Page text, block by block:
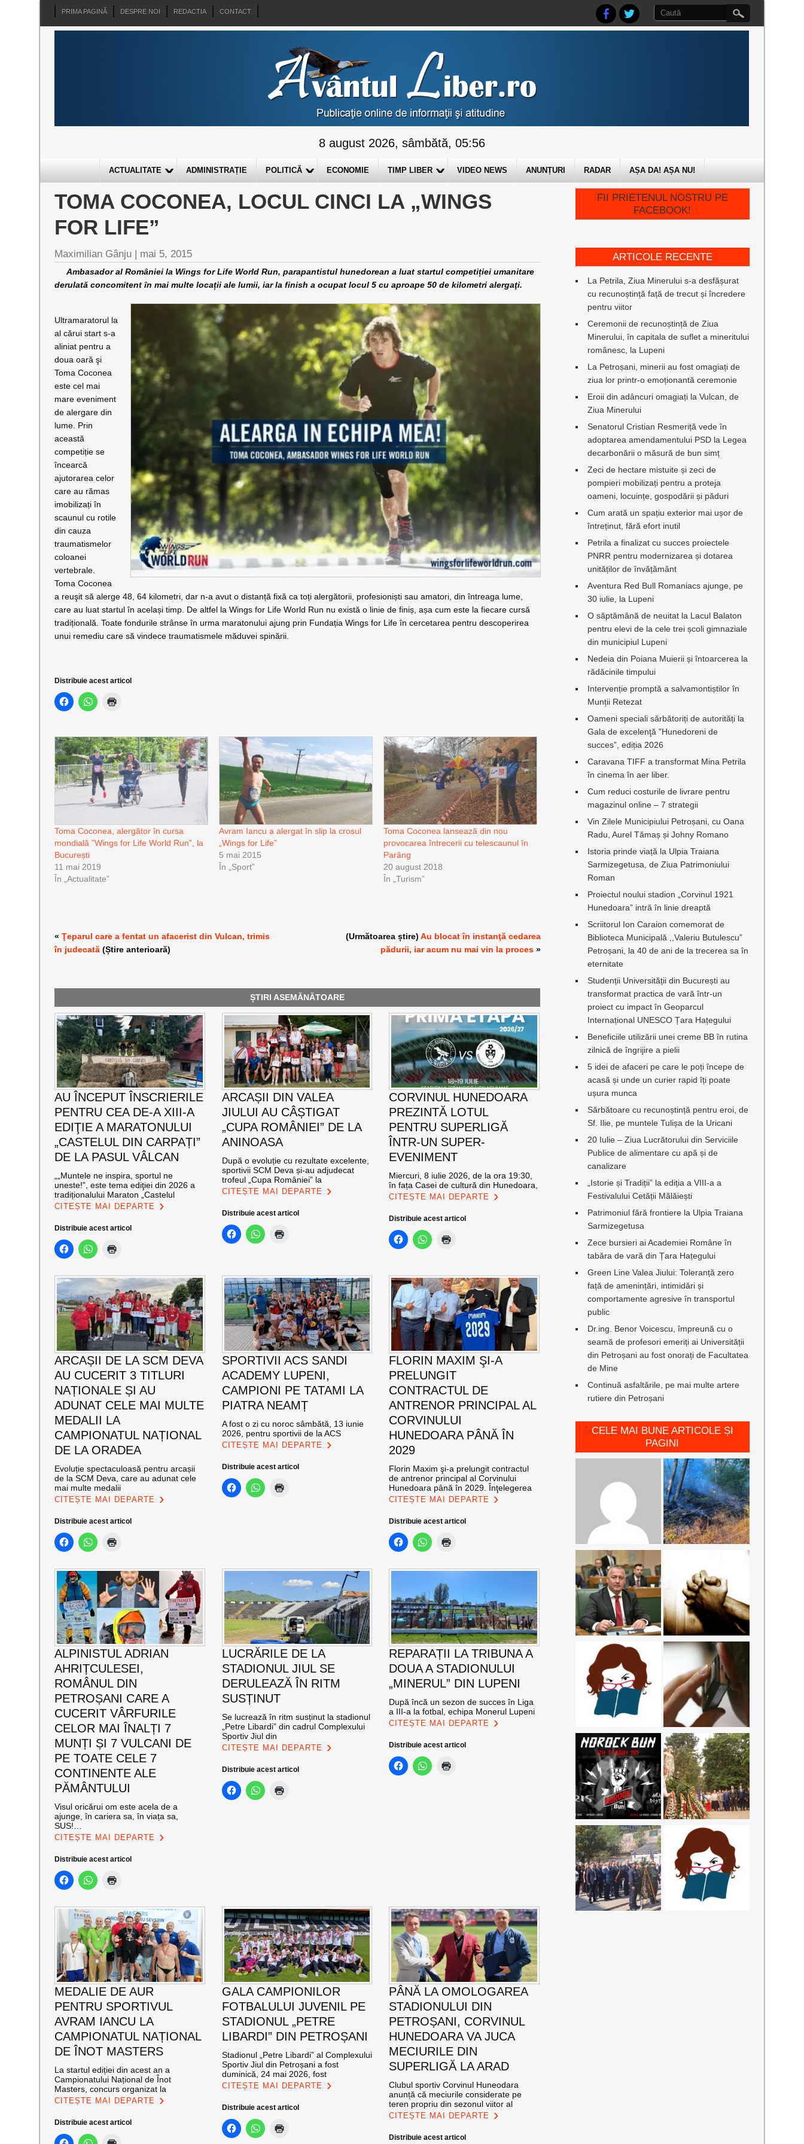
PRIMA PAGINĂ DESPRE NOI REDACTIA CONTACT
8 august 2026, sâmbătă, 05:56
ACTUALITATE ADMINISTRAȚIE POLITICĂ ECONOMIE TIMP LIBER VIDEO NEWS ANUNȚURI RADAR AȘA DA! AȘA NU!
TOMA COCONEA, LOCUL CINCI LA „WINGS
FOR LIFE”
Maximilian Gânju | mai 5, 2015
Ambasador al României la Wings for Life World Run, parapantistul hunedorean a luat startul competiției umanitare
derulată concomitent în mai multe locații ale lumii, iar la finish a ocupat locul 5 cu aproape 50 de kilometri alergaţi.
Ultramaratorul la
al cărui start s-a
aliniat pentru a
doua oară şi
Toma Coconea
este cel mai
mare eveniment
de alergare din
lume. Prin
această
competiție se
încearcă
ajutorarea celor
care au rămas
imobilizați în
scaunul cu rotile
din cauza
traumatismelor
coloanei
vertebrale.
Toma Coconea
a reuşit să alerge 48, 64 kilometri, dar n-a avut o distanță fixă ca toți alergătorii, profesioniști sau amatori, din întreaga lume,
care au luat startul în același timp. De altfel la Wings for Life World Run nu există o linie de finiș, așa cum este la fiecare cursă
tradițională. Toate fondurile strânse în urma maratonului ajung prin Fundația Wings for Life în cercetarea pentru descoperirea
unui remediu care să vindece traumatismele măduvei spinării.
Distribuie acest articol
Toma Coconea, alergător în cursa
mondială ”Wings for Life World Run”, la
București
11 mai 2019
În „Actualitate”
Avram Iancu a alergat în slip la crosul
„Wings for Life”
5 mai 2015
În „Sport”
Toma Coconea lansează din nou
provocarea întrecerii cu telescaunul în
Parâng
20 august 2018
În „Turism”
«Ţeparul care a fentat un afacerist din Vulcan, trimis
în judecată (Știre anterioară)
(Următoarea știre)Au blocat în instanţă cedarea
pădurii, iar acum nu mai vin la proces »
ȘTIRI ASEMĂNĂTOARE
AU ÎNCEPUT ÎNSCRIERILE
PENTRU CEA DE-A XIII-A
EDIŢIE A MARATONULUI
„CASTELUL DIN CARPAȚI”
DE LA PASUL VÂLCAN
„„Muntele ne inspira, sportul ne
uneste!”, este tema ediţiei din 2026 a
tradiționalului Maraton „Castelul
CITEȘTE MAI DEPARTE
Distribuie acest articol
ARCAȘII DIN VALEA
JIULUI AU CÂȘTIGAT
„CUPA ROMÂNIEI” DE LA
ANINOASA
După o evoluție cu rezultate excelente,
sportivii SCM Deva și-au adjudecat
trofeul „Cupa României” la
CITEȘTE MAI DEPARTE
Distribuie acest articol
CORVINUL HUNEDOARA
PREZINTĂ LOTUL
PENTRU SUPERLIGĂ
ÎNTR-UN SUPER-
EVENIMENT
Miercuri, 8 iulie 2026, de la ora 19:30,
în fața Casei de cultură din Hunedoara,
CITEȘTE MAI DEPARTE
Distribuie acest articol
ARCAȘII DE LA SCM DEVA
AU CUCERIT 3 TITLURI
NAȚIONALE ȘI AU
ADUNAT CELE MAI MULTE
MEDALII LA
CAMPIONATUL NAȚIONAL
DE LA ORADEA
Evoluție spectaculoasă pentru arcașii
de la SCM Deva, care au adunat cele
mai multe medalii
CITEȘTE MAI DEPARTE
Distribuie acest articol
SPORTIVII ACS SANDI
ACADEMY LUPENI,
CAMPIONI PE TATAMI LA
PIATRA NEAMȚ
A fost o zi cu noroc sâmbătă, 13 iunie
2026, pentru sportivii de la ACS
CITEȘTE MAI DEPARTE
Distribuie acest articol
FLORIN MAXIM ŞI-A
PRELUNGIT
CONTRACTUL DE
ANTRENOR PRINCIPAL AL
CORVINULUI
HUNEDOARA PÂNĂ ÎN
2029
Florin Maxim şi-a prelungit contractul
de antrenor principal al Corvinului
Hunedoara până în 2029. Înţelegerea
CITEȘTE MAI DEPARTE
Distribuie acest articol
ALPINISTUL ADRIAN
AHRIȚCULESEI,
ROMÂNUL DIN
PETROȘANI CARE A
CUCERIT VÂRFURILE
CELOR MAI ÎNALȚI 7
MUNȚI ȘI 7 VULCANI DE
PE TOATE CELE 7
CONTINENTE ALE
PĂMÂNTULUI
Visul oricărui om este acela de a
ajunge, în cariera sa, în viața sa,
SUS!…
CITEȘTE MAI DEPARTE
Distribuie acest articol
LUCRĂRILE DE LA
STADIONUL JIUL SE
DERULEAZĂ ÎN RITM
SUSȚINUT
Se lucrează în ritm susținut la stadionul
„Petre Libardi” din cadrul Complexului
Sportiv Jiul din
CITEȘTE MAI DEPARTE
Distribuie acest articol
REPARAȚII LA TRIBUNA A
DOUA A STADIONULUI
„MINERUL” DIN LUPENI
După încă un sezon de succes în Liga
a III-a la fotbal, echipa Monerul Lupeni
CITEȘTE MAI DEPARTE
Distribuie acest articol
MEDALIE DE AUR
PENTRU SPORTIVUL
AVRAM IANCU LA
CAMPIONATUL NAȚIONAL
DE ÎNOT MASTERS
La startul ediției din acest an a
Campionatului Național de Înot
Masters, concurs organizat la
CITEȘTE MAI DEPARTE
Distribuie acest articol
GALA CAMPIONILOR
FOTBALULUI JUVENIL PE
STADIONUL „PETRE
LIBARDI” DIN PETROȘANI
Stadionul „Petre Libardi” al Complexului
Sportiv Jiul din Petroșani a fost
duminică, 24 mai 2026, fost
CITEȘTE MAI DEPARTE
Distribuie acest articol
PÂNĂ LA OMOLOGAREA
STADIONULUI DIN
PETROȘANI, CORVINUL
HUNEDOARA VA JUCA
MECIURILE DIN
SUPERLIGĂ LA ARAD
Clubul sportiv Corvinul Huneodara
anunță că meciurile considerate pe
teren propriu din sezonul viitor al
CITEȘTE MAI DEPARTE
Distribuie acest articol
FII PRIETENUL NOSTRU PE
FACEBOOK!
ARTICOLE RECENTE
La Petrila, Ziua Minerului s-a desfășurat
cu recunoștință față de trecut și încredere
pentru viitor
Ceremonii de recunoștință de Ziua
Minerului, în capitala de suflet a mineritului
românesc, la Lupeni
La Petroșani, minerii au fost omagiați de
ziua lor printr-o emoționantă ceremonie
Eroii din adâncuri omagiați la Vulcan, de
Ziua Minerului
Senatorul Cristian Resmeriță vede în
adoptarea amendamentului PSD la Legea
decarbonării o măsură de bun simț
Zeci de hectare mistuite și zeci de
pompieri mobilizați pentru a proteja
oameni, locuințe, gospodării și păduri
Cum arată un spațiu exterior mai ușor de
întreținut, fără efort inutil
Petrila a finalizat cu succes proiectele
PNRR pentru modernizarea și dotarea
unităților de învățământ
Aventura Red Bull Romaniacs ajunge, pe
30 iulie, la Lupeni
O săptămână de neuitat la Lacul Balaton
pentru elevi de la cele trei școli gimnaziale
din municipiul Lupeni
Nedeia din Poiana Muierii și întoarcerea la
rădăcinile timpului
Intervenție promptă a salvamontiștilor în
Munții Retezat
Oameni speciali sărbătoriți de autorități la
Gala de excelenţă ”Hunedoreni de
succes”, ediția 2026
Caravana TIFF a transformat Mina Petrila
în cinema în aer liber.
Cum reduci costurile de livrare pentru
magazinul online – 7 strategii
Vin Zilele Municipiului Petroșani, cu Oana
Radu, Aurel Tămaș și Johny Romano
Istoria prinde viață la Ulpia Traiana
Sarmizegetusa, de Ziua Patrimoniului
Roman
Proiectul noului stadion „Corvinul 1921
Hunedoara” intră în linie dreaptă
Scriitorul Ion Caraion comemorat de
Biblioteca Municipală ,,Valeriu Butulescu”
Petroșani, la 40 de ani de la trecerea sa în
eternitate
Studenții Universității din București au
transformat practica de vară într-un
proiect cu impact în Geoparcul
Internațional UNESCO Țara Hațegului
Beneficiile utilizării unei creme BB în rutina
zilnică de îngrijire a pielii
5 idei de afaceri pe care le poți începe de
acasă și unde un curier rapid îți poate
ușura munca
Sărbătoare cu recunoștință pentru eroi, de
Sf. Ilie, pe muntele Tulișa de la Uricani
20 Iulie – Ziua Lucrătorului din Serviciile
Publice de alimentare cu apă și de
canalizare
„Istorie și Tradiții” la ediția a VIII-a a
Festivalului Cetății Mălăiești
Patrimoniul fără frontiere la Ulpia Traiana
Sarmizegetusa
Zece bursieri ai Academiei Române în
tabăra de vară din Țara Hațegului
Green Line Valea Jiului: Toleranță zero
față de amenințări, intimidări și
comportamente agresive în transportul
public
Dr.ing. Benor Voicescu, împreună cu o
seamă de profesori emeriți ai Universității
din Petroșani au fost onorați de Facultatea
de Mine
Continuă asfaltările, pe mai multe artere
rutiere din Petroșani
CELE MAI BUNE ARTICOLE ȘI
PAGINI